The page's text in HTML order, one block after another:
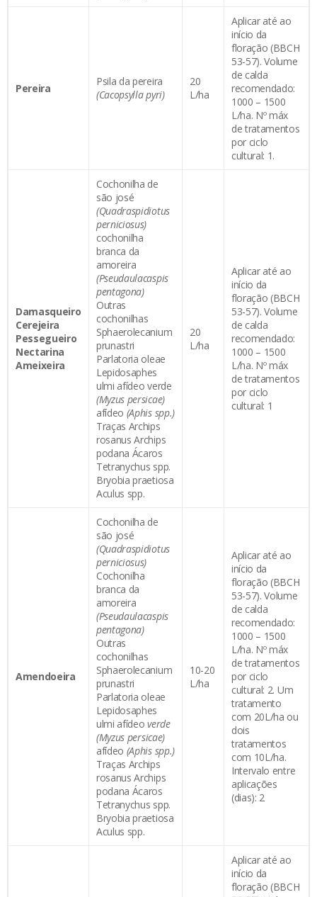
Pereira
Psila da pereira
(Cacopsylla pyri)
20
L/ha
Aplicar até ao
início da
floração (BBCH
53-57). Volume
de calda
recomendado:
1000 – 1500
L/ha. Nº máx
de tratamentos
por ciclo
cultural: 1.
Damasqueiro
Cerejeira
Pessegueiro
Nectarina
Ameixeira
Cochonilha de
são josé
(Quadraspidiotus
perniciosus)
cochonilha
branca da
amoreira
(Pseudaulacaspis
pentagona)
Outras
cochonilhas
Sphaerolecanium
prunastri
Parlatoria oleae
Lepidosaphes
ulmi afídeo verde
(Myzus persicae)
afídeo (Aphis spp.)
Traças Archips
rosanus Archips
podana Ácaros
Tetranychus spp.
Bryobia praetiosa
Aculus spp.
20
L/ha
Aplicar até ao
início da
floração (BBCH
53-57). Volume
de calda
recomendado:
1000 – 1500
L/ha. Nº máx
de tratamentos
por ciclo
cultural: 1
Amendoeira
Cochonilha de
são josé
(Quadraspidiotus
perniciosus)
Cochonilha
branca da
amoreira
(Pseudaulacaspis
pentagona)
Outras
cochonilhas
Sphaerolecanium
prunastri
Parlatoria oleae
Lepidosaphes
ulmi afídeoverde
(Myzus persicae)
afídeo (Aphis spp.)
Traças Archips
rosanus Archips
podana Ácaros
Tetranychus spp.
Bryobia praetiosa
Aculus spp.
10-20
L/ha
Aplicar até ao
início da
floração (BBCH
53-57). Volume
de calda
recomendado:
1000 – 1500
L/ha. Nº máx
de tratamentos
por ciclo
cultural: 2. Um
tratamento
com 20L/ha ou
dois
tratamentos
com 10L/ha.
Intervalo entre
aplicações
(dias): 2
Aplicar até ao
início da
floração (BBCH